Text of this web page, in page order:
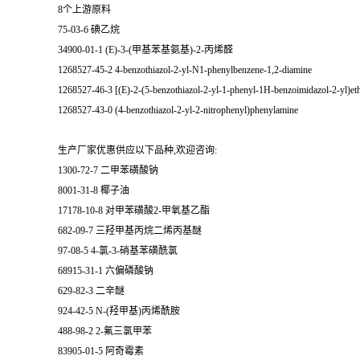
8个上游原料
75-03-6 碘乙烷
34900-01-1 (E)-3-(甲基苯基氨基)-2-丙烯醛
1268527-45-2 4-benzothiazol-2-yl-N1-phenylbenzene-1,2-diamine
1268527-46-3 [(E)-2-(5-benzothiazol-2-yl-1-phenyl-1H-benzoimidazol-2-
1268527-43-0 (4-benzothiazol-2-yl-2-nitrophenyl)phenylamine
生产厂家优惠供应以下品种,欢迎咨询:
1300-72-7 二甲苯磺酸钠
8001-31-8 椰子油
17178-10-8 对甲苯磺酸2-甲氧基乙酯
682-09-7 三羟甲基丙烷二烯丙基醚
97-08-5 4-氯-3-硝基苯磺酰氯
68915-31-1 六偏磷酸钠
629-82-3 二辛醚
924-42-5 N-(羟甲基)丙烯酰胺
488-98-2 2-氟三氯甲苯
83905-01-5 阿奇霉素